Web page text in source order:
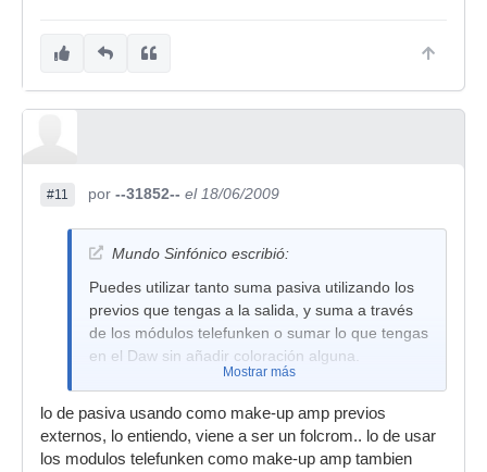
#11 por --31852-- el 18/06/2009
Mundo Sinfónico escribió:
Puedes utilizar tanto suma pasiva utilizando los
previos que tengas a la salida, y suma a través
de los módulos telefunken o sumar lo que tengas
en el Daw sin añadir coloración alguna.
Mostrar más
lo de pasiva usando como make-up amp previos
externos, lo entiendo, viene a ser un folcrom.. lo de usar
los modulos telefunken como make-up amp tambien